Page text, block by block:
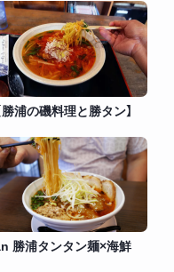
勝浦の磯料理と勝タン】
勝浦タンタン麺×海鮮